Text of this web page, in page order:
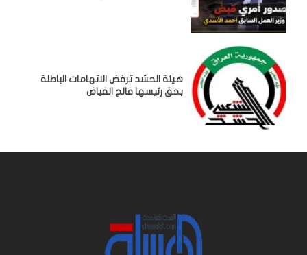
هيئة الحشد ترفض الاتهامات الباطلة
بحق رئيسها فالح الفياض